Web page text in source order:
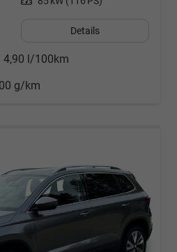
Details
4,90 l/100km
g/km